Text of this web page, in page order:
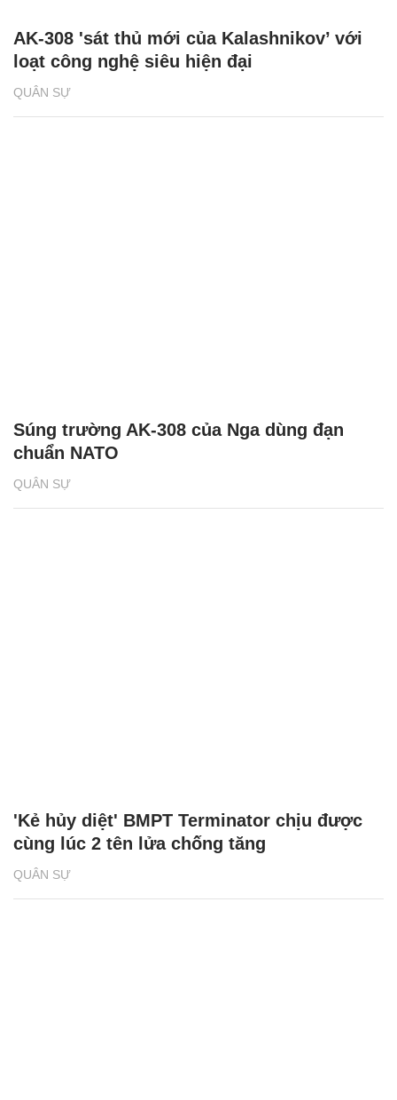
QUÂN SỰ
AK-308 'sát thủ mới của Kalashnikov’ với
loạt công nghệ siêu hiện đại
QUÂN SỰ
Súng trường AK-308 của Nga dùng đạn
chuẩn NATO
QUÂN SỰ
'Kẻ hủy diệt' BMPT Terminator chịu được
cùng lúc 2 tên lửa chống tăng